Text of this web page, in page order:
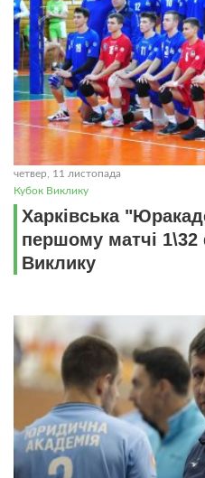
четвер, 11 листопада
Кубок Виклику
Харківська
першому матчі 1\32
Виклику